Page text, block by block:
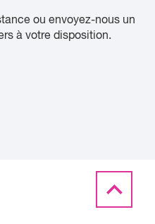
ou envoyez-nous un
à votre disposition.